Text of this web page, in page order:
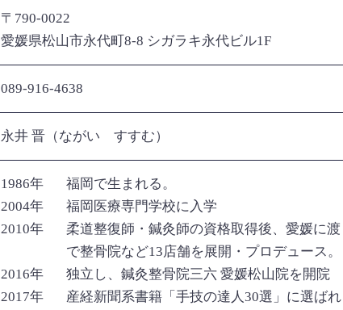
〒790-0022
愛媛県松山市永代町8-8 シガラキ永代ビル1F
089-916-4638
永井 晋（ながい すすむ）
1986年
福岡で生まれる。
2004年
福岡医療専門学校に入学
2010年
柔道整復師・鍼灸師の資格取得後、愛媛に
で整骨院など13店舗を展開・プロデュース。
2016年
独立し、鍼灸整骨院三六 愛媛松山院を開院
2017年
産経新聞系書籍「手技の達人30選」に選ばれ